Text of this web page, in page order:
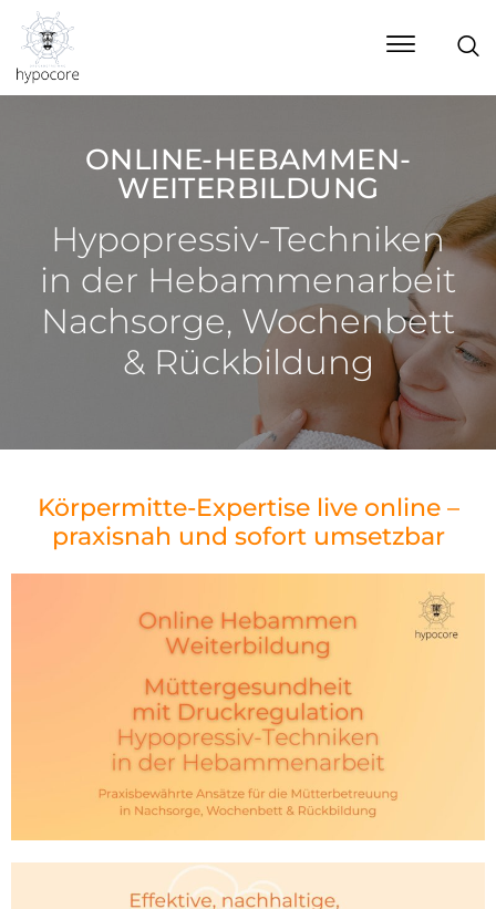
ONLINE-HEBAMMEN-
WEITERBILDUNG
Hypopressiv-Techniken
in der Hebammenarbeit
Nachsorge, Wochenbett
& Rückbildung
Körpermitte-Expertise live online –
praxisnah und sofort umsetzbar